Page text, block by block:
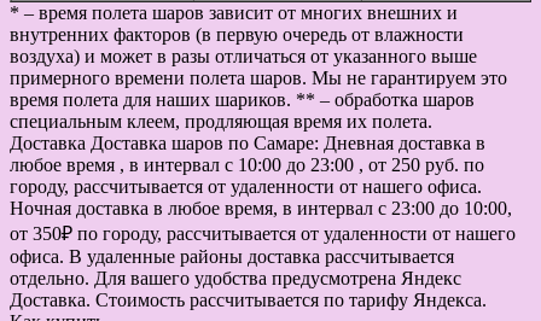
* – время полета шаров зависит от многих внешних и
внутренних факторов (в первую очередь от влажности
воздуха) и может в разы отличаться от указанного выше
примерного времени полета шаров. Мы не гарантируем это
время полета для наших шариков. ** – обработка шаров
специальным клеем, продляющая время их полета.
Доставка Доставка шаров по Самаре: Дневная доставка в
любое время , в интервал с 10:00 до 23:00 , от 250 руб. по
городу, рассчитывается от удаленности от нашего офиса.
Ночная доставка в любое время, в интервал с 23:00 до 10:00,
от 350₽ по городу, рассчитывается от удаленности от нашего
офиса. В удаленные районы доставка рассчитывается
отдельно. Для вашего удобства предусмотрена Яндекс
Доставка. Стоимость рассчитывается по тарифу Яндекса.